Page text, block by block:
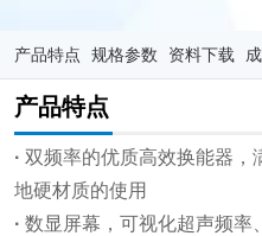
产品特点 规格参数 资料下载
产品特点
· 双频率的优质高效换能器，
地硬材质的使用
· 数显屏幕，可视化超声频率